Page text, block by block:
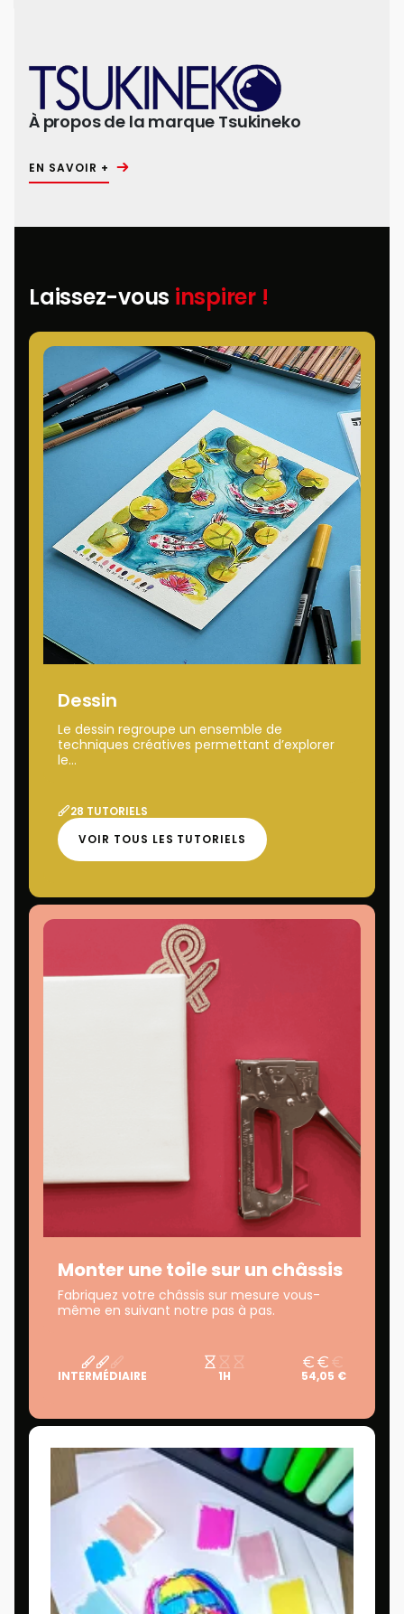
À propos de la marque Tsukineko
EN SAVOIR +
Laissez-vous inspirer !
Dessin
Le dessin regroupe un ensemble de
techniques créatives permettant d’explorer
le...
28 TUTORIELS
VOIR TOUS LES TUTORIELS
Monter une toile sur un châssis
Fabriquez votre châssis sur mesure vous-
même en suivant notre pas à pas.
INTERMÉDIAIRE 1H 54,05 €